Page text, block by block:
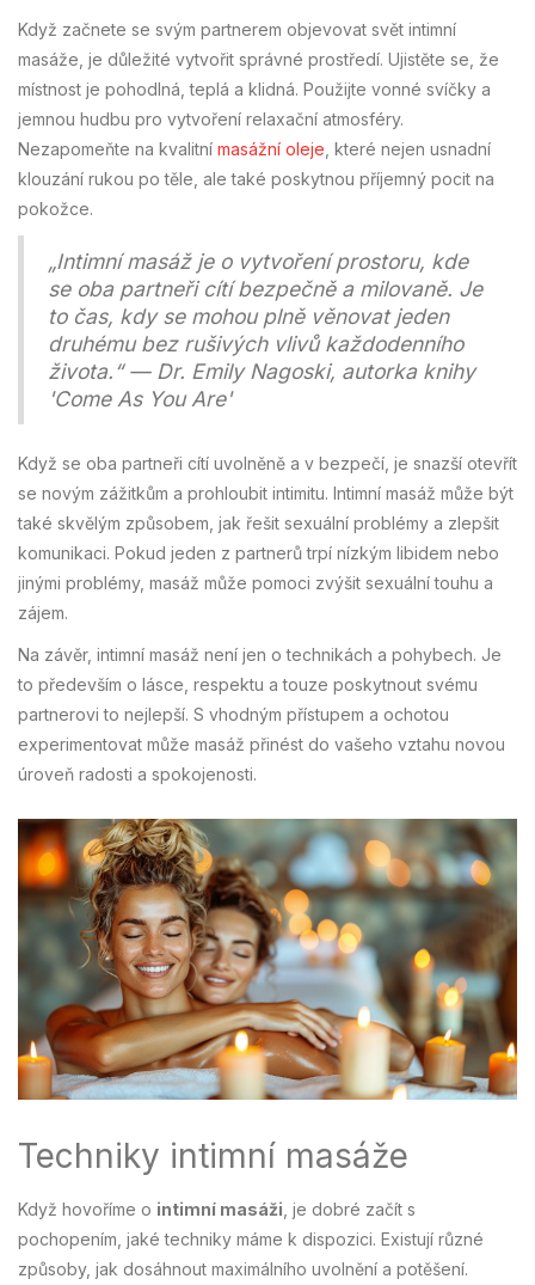
Když začnete se svým partnerem objevovat svět intimní
masáže, je důležité vytvořit správné prostředí. Ujistěte se, že
místnost je pohodlná, teplá a klidná. Použijte vonné svíčky a
jemnou hudbu pro vytvoření relaxační atmosféry.
Nezapomeňte na kvalitní masážní oleje , které nejen usnadní
klouzání rukou po těle, ale také poskytnou příjemný pocit na
pokožce.
„Intimní masáž je o vytvoření prostoru, kde
se oba partneři cítí bezpečně a milovaně. Je
to čas, kdy se mohou plně věnovat jeden
druhému bez rušivých vlivů každodenního
života.“ — Dr. Emily Nagoski, autorka knihy
'Come As You Are'
Když se oba partneři cítí uvolněně a v bezpečí, je snazší otevřít
se novým zážitkům a prohloubit intimitu. Intimní masáž může být
také skvělým způsobem, jak řešit sexuální problémy a zlepšit
komunikaci. Pokud jeden z partnerů trpí nízkým libidem nebo
jinými problémy, masáž může pomoci zvýšit sexuální touhu a
zájem.
Na závěr, intimní masáž není jen o technikách a pohybech. Je
to především o lásce, respektu a touze poskytnout svému
partnerovi to nejlepší. S vhodným přístupem a ochotou
experimentovat může masáž přinést do vašeho vztahu novou
úroveň radosti a spokojenosti.
Techniky intimní masáže
Když hovoříme o intimní masáži , je dobré začít s
pochopením, jaké techniky máme k dispozici. Existují různé
způsoby, jak dosáhnout maximálního uvolnění a potěšení.